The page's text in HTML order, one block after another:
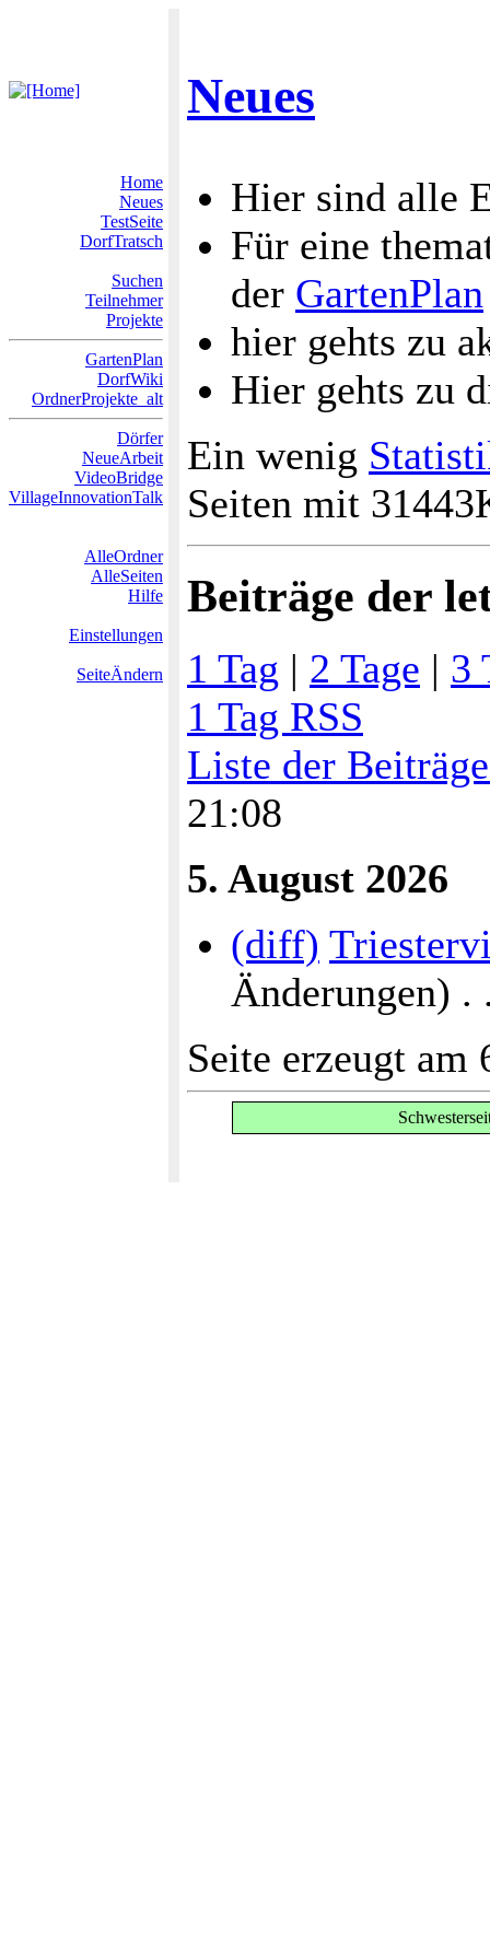
Neues
Home
Neues
TestSeite
DorfTratsch
Suchen
Teilnehmer
Projekte
GartenPlan
DorfWiki
OrdnerProjekte_alt
Dörfer
NeueArbeit
VideoBridge
VillageInnovationTalk
AlleOrdner
AlleSeiten
Hilfe
Einstellungen
SeiteÄndern
Hier sind alle
Für eine
der GartenPlan
hier gehts zu
Hier gehts zu
Ein wenig
Seiten mit
Beiträge der
1 Tag | 2 Tage | 3
1 Tag RSS
Liste der
21:08
5. August 2026
(diff)
Änderungen)
Seite erzeugt am